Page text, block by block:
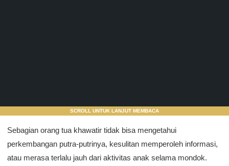
SCROLL UNTUK LANJUT MEMBACA
Sebagian orang tua khawatir tidak bisa mengetahui
perkembangan putra-putrinya, kesulitan memperoleh informasi,
atau merasa terlalu jauh dari aktivitas anak selama mondok.